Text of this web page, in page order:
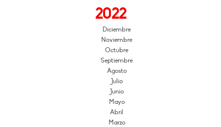
2022
Diciembre
Noviembre
Octubre
Septiembre
Agosto
Julio
Junio
Mayo
Abril
Marzo